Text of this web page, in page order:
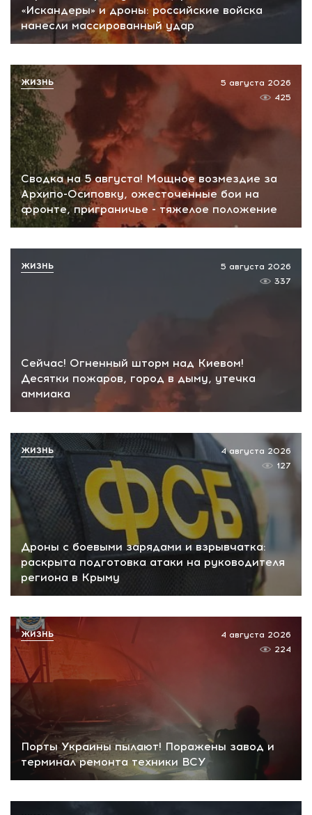
«Искандеры» и дроны: российские войска
нанесли массированный удар
Сводка на 5 августа! Мощное возмездие за
Архипо-Осиповку, ожесточенные бои на
фронте, приграничье - тяжелое положение
5 августа 2026
425
ЖИЗНЬ
Сейчас! Огненный шторм над Киевом!
Десятки пожаров, город в дыму, утечка
аммиака
5 августа 2026
337
ЖИЗНЬ
Дроны с боевыми зарядами и взрывчатка:
раскрыта подготовка атаки на руководителя
региона в Крыму
4 августа 2026
127
ЖИЗНЬ
Порты Украины пылают! Поражены завод и
терминал ремонта техники ВСУ
4 августа 2026
224
ЖИЗНЬ